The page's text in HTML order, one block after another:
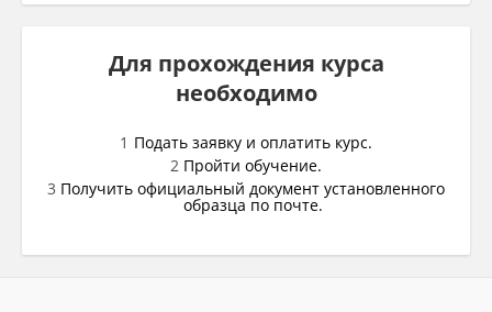
Для прохождения курса
необходимо
Подать заявку и оплатить курс.
Пройти обучение.
Получить официальный документ установленного
образца по почте.